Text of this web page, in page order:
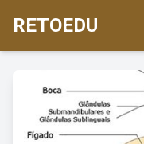
RETOEDU